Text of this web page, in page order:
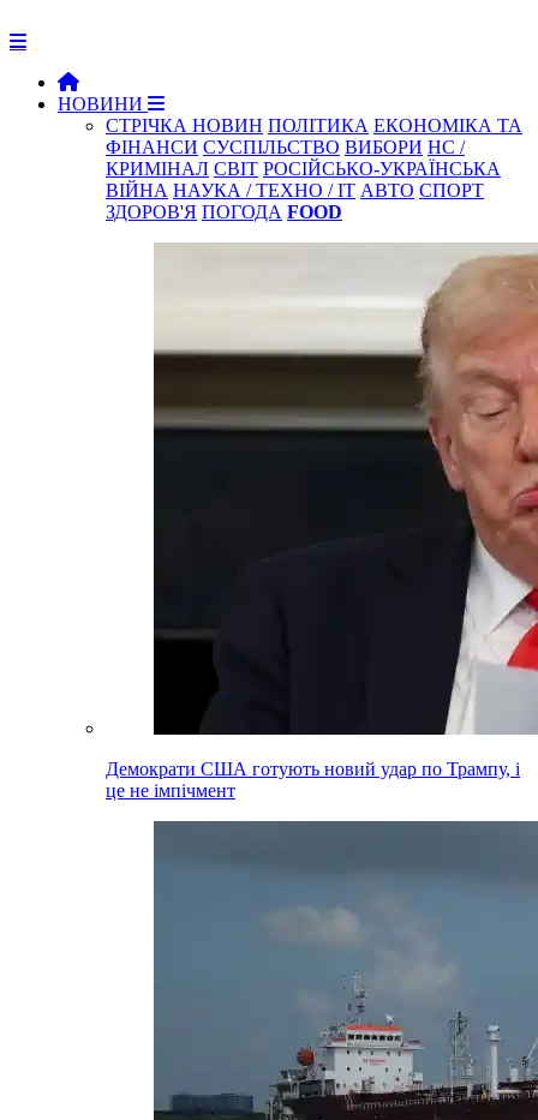
НОВИНИ
СТРІЧКА НОВИН ПОЛІТИКА ЕКОНОМІКА ТА
ФІНАНСИ СУСПІЛЬСТВО ВИБОРИ НС /
КРИМІНАЛ СВІТ РОСІЙСЬКО-УКРАЇНСЬКА
ВІЙНА НАУКА / ТЕХНО / IT АВТО СПОРТ
ЗДОРОВ'Я ПОГОДА FOOD
Демократи США готують новий удар по Трампу, і
це не імпічмент